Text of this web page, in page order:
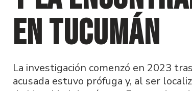
en Tucumán
La investigación comenzó en 2023
acusada estuvo prófuga y, al ser